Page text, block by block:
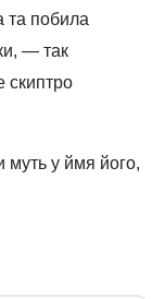
та побила
— так
скиптро
муть у ймя його,